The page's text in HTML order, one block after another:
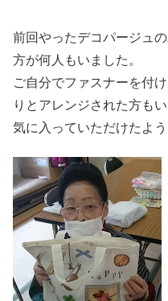
前回やったデコパージュ
方が何人もいました。
ご自分でファスナーを付
りとアレンジされた方も
気に入っていただけたよう